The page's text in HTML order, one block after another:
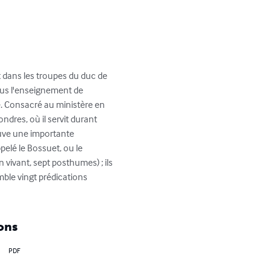
dans les troupes du duc de
l'enseignement de
Consacré au ministère en
où il servit durant
une importante
le Bossuet, ou le
sept posthumes) ; ils
vingt prédications
PDF